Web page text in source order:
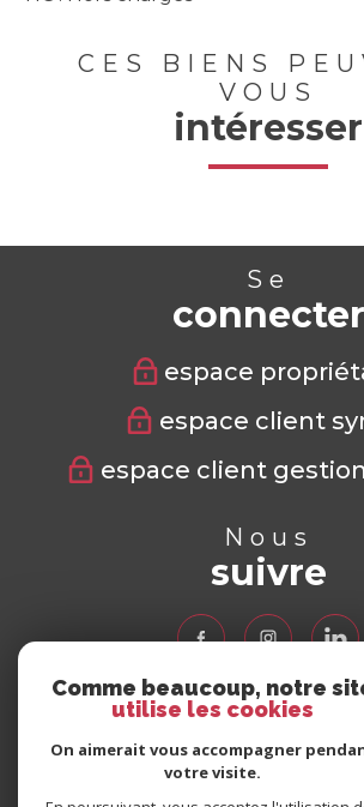
CES BIENS
VOUS
intéresser
Se
connecter
espace
espace client
espace client
Nous
suivre
Nous
adhérons
Comme beaucoup, notre
utilise les cookies
On aimerait vous accompagner
votre visite.